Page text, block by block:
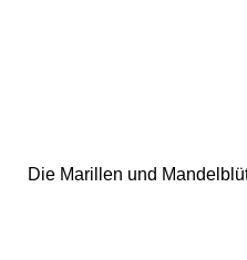
Die Marillen und